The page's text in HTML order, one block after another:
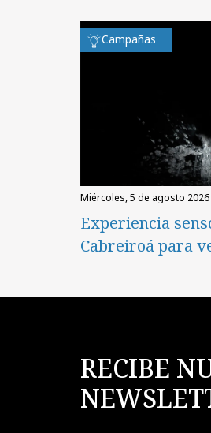
Campañas
miércoles, 5 de agosto 2026
Experiencia
Cabreiroá para
RECIBE